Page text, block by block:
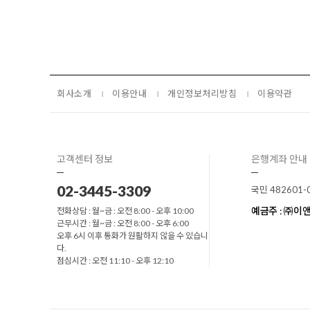
회사소개 이용안내 개인정보처리방침 이용약관
고객센터 정보
02-3445-3309
전화상담 : 월~금 : 오전 8:00 - 오후 10:00
근무시간 : 월~금 : 오전 8:00 - 오후 6:00
오후 6시 이후 통화가 원활하지 않을 수 있습니
다.
점심시간 : 오전 11:10 - 오후 12:10
은행계좌 안내
국민
예금주 : ㈜이